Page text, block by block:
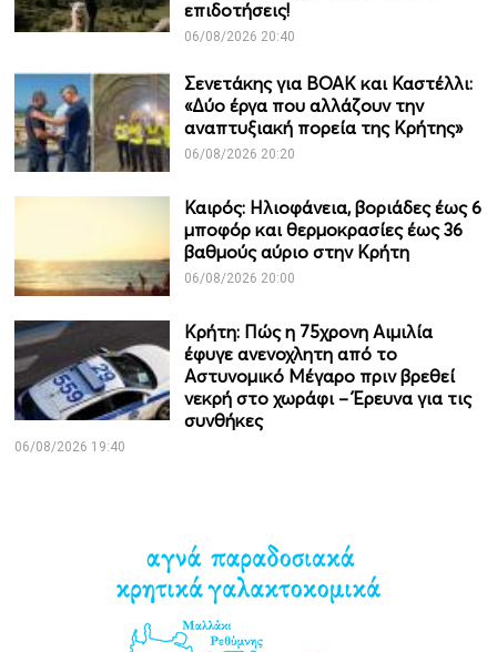
επιδοτήσεις!
06/08/2026 20:40
Σενετάκης για ΒΟΑΚ και Καστέλλι:
«Δύο έργα που αλλάζουν την
αναπτυξιακή πορεία της Κρήτης»
06/08/2026 20:20
Καιρός: Ηλιοφάνεια, βοριάδες έως 6
μποφόρ και θερμοκρασίες έως 36
βαθμούς αύριο στην Κρήτη
06/08/2026 20:00
Κρήτη: Πώς η 75χρονη Αιμιλία
έφυγε ανενοχλητη από το
Αστυνομικό Μέγαρο πριν βρεθεί
νεκρή στο χωράφι – Έρευνα για τις
συνθήκες
06/08/2026 19:40